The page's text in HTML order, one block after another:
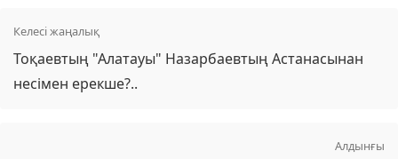
Келесі жаңалық
Тоқаевтың "Алатауы" Назарбаевтың Астанасынан
несімен ерекше?..
Алдынғы